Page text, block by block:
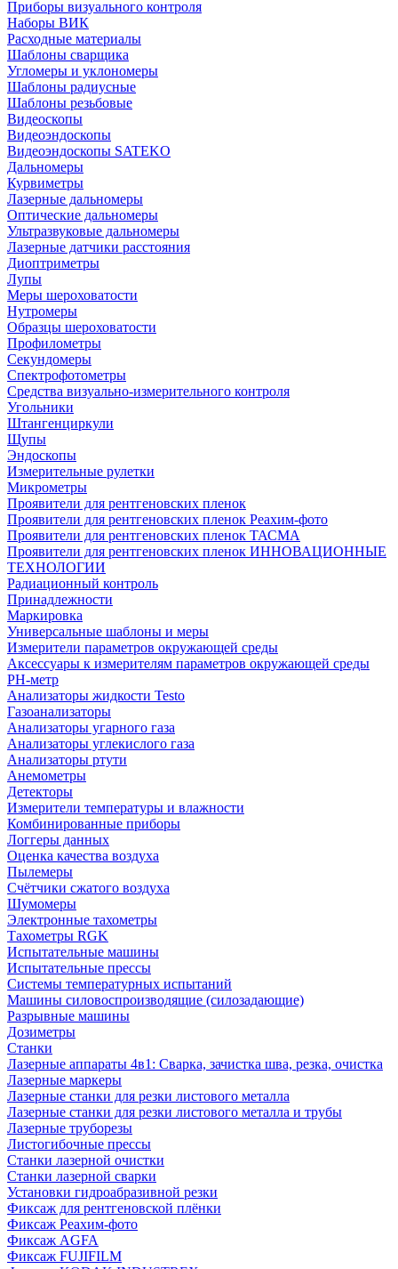
Приборы визуального контроля
Наборы ВИК
Расходные материалы
Шаблоны сварщика
Угломеры и уклономеры
Шаблоны радиусные
Шаблоны резьбовые
Видеоскопы
Видеоэндоскопы
Видеоэндоскопы SATEKO
Дальномеры
Курвиметры
Лазерные дальномеры
Оптические дальномеры
Ультразвуковые дальномеры
Лазерные датчики расстояния
Диоптриметры
Лупы
Меры шероховатости
Нутромеры
Образцы шероховатости
Профилометры
Секундомеры
Спектрофотометры
Средства визуально-измерительного контроля
Угольники
Штангенциркули
Щупы
Эндоскопы
Измерительные рулетки
Микрометры
Проявители для рентгеновских пленок
Проявители для рентгеновских пленок Реахим-фото
Проявители для рентгеновских пленок ТАСМА
Проявители для рентгеновских пленок ИННОВАЦИОННЫЕ
ТЕХНОЛОГИИ
Радиационный контроль
Принадлежности
Маркировка
Универсальные шаблоны и меры
Измерители параметров окружающей среды
Аксессуары к измерителям параметров окружающей среды
PH-метр
Анализаторы жидкости Testo
Газоанализаторы
Анализаторы угарного газа
Анализаторы углекислого газа
Анализаторы ртути
Анемометры
Детекторы
Измерители температуры и влажности
Комбинированные приборы
Логгеры данных
Оценка качества воздуха
Пылемеры
Счётчики сжатого воздуха
Шумомеры
Электронные тахометры
Тахометры RGK
Испытательные машины
Испытательные прессы
Системы температурных испытаний
Машины силовоспроизводящие (силозадающие)
Разрывные машины
Дозиметры
Станки
Лазерные аппараты 4в1: Сварка, зачистка шва, резка, очистка
Лазерные маркеры
Лазерные станки для резки листового металла
Лазерные станки для резки листового металла и трубы
Лазерные труборезы
Листогибочные прессы
Станки лазерной очистки
Станки лазерной сварки
Установки гидроабразивной резки
Фиксаж для рентгеновской плёнки
Фиксаж Реахим-фото
Фиксаж AGFA
Фиксаж FUJIFILM